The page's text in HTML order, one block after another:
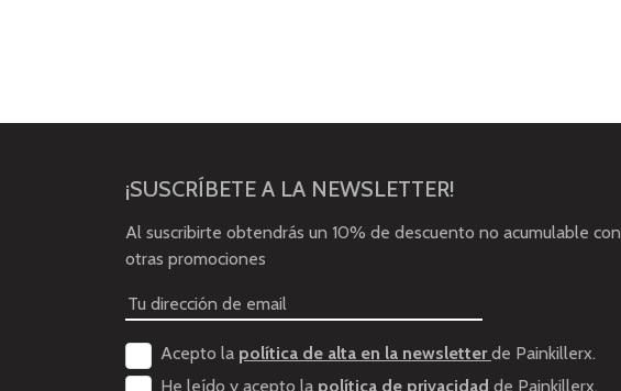
¡SUSCRÍBETE A LA NEWSLETTER!
Al suscribirte obtendrás un 10% de descuento no acumulable con
otras promociones
Acepto la política de alta en la newsletterde Painkillerx.
He leído y acepto la política de privacidad de Painkillerx.